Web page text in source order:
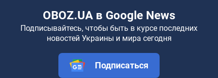
OBOZ.UA в Google News
Подписывайтесь, чтобы быть в курсе последних
новостей Украины и мира сегодня
Подписаться